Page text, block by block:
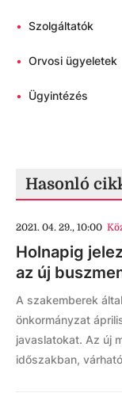
• Szolgáltatók
• Orvosi ügyeletek
• Ügyintézés
Hasonló
2021. 04. 29., 10:00
Holnapig
az új
A szakemberek
önkormányzat
javaslatokat. Az új
időszakban,